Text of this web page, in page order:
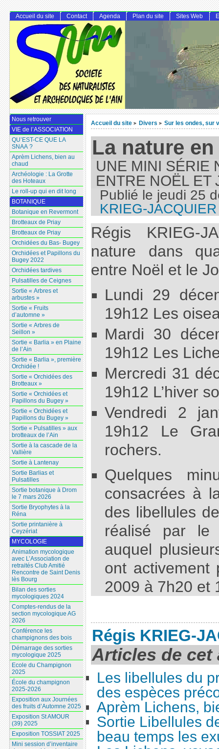
Accueil du site > Divers > Sur les ondes, sur
La nature
UNE MINI SÉRIE
ENTRE NOËL ET
Publié le jeudi 25
KRIEG-JACQUIER
Régis KRIEG-
nature dans
entre Noël et le
Lundi 29
19h12 Les
Mardi 30
19h12 Les
Mercredi 31
19h12 L’hiver
Vendredi 2
19h12 Le
rochers.
Quelques
consacrées à
des libellules
réalisé par le
auquel
ont activement
2009 à 7h20 et
Régis KRIEG-
Articles de cet
Les libellules du
des espèces
Aprèm Lichens,
Sortie Libellules
beau temps les
Accueil du site Contact Agenda Plan du site Sites Web
Nous retrouver
VIE de l’ASSOCIATION
QU’EST-CE QUE LA
SNAA ?
Aprèm Lichens, bien au
chaud
Archéologie : La Grotte
des Hoteaux
Le roll-up qui en dit long
BOTANIQUE
Botanique en Revermont
Brotteaux de Priay
Brotteaux de Priay
Orchidées du Bas- Bugey
Orchidées et Papillons du
Bugey 2022
Orchidées tardives
Pulsatilles de Ceignes
Sortie « Arbres et
arbustes »
Sortie « Fruits
d’automne »
Sortie « Arbres de
Seillon »
Sortie « Barlia » en Plaine
de l’Ain
Sortie « Barlia », première
Orchidée !
Sortie « Orchidées des
Brotteaux »
Sortie « Orchidées et
Papillons du Bugey »
Sortie « Orchidées et
Papillons du Bugey »
Sortie « Pulsatilles » aux
brotteaux de l’Ain
Sortie à la cascade de la
Vallière
Sortie à Lantenay
Sortie Barlias et
Pulsatilles
Sortie botanique à Drom
le 7 mars 2026
Sortie Bryophytes à la
Réna
Sortie printanière à
Ceyzériat
MYCOLOGIE
Animation mycologique
avec L’Association de
retraités Club Amitié
Rencontre de Saint Denis
lès Bourg
Bilan des sorties
mycologiques 2024
Comptes-rendus de la
section mycologique AG
2026
Conférence les
champignons des bois
Démarrage des sorties
mycologique 2025
Ecole du Champignon
2025
École du champignon
2025-2026
Exposition aux Journées
des fruits d’Automne 2025
Exposition St AMOUR
(39) 2025
Exposition TOSSIAT 2025
Mini session d’inventaire